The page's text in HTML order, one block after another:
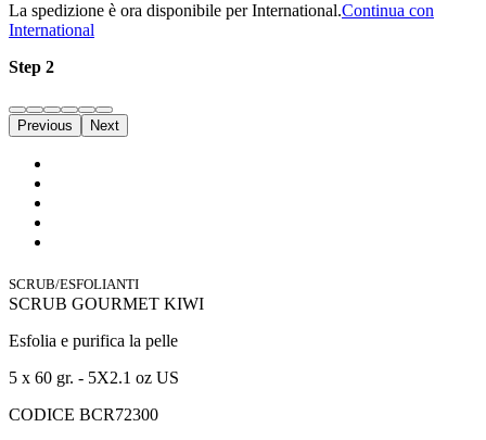
La spedizione è ora disponibile per International.Continua con
International
Step 2
Previous Next
SCRUB/ESFOLIANTI
SCRUB GOURMET KIWI
Esfolia e purifica la pelle
5 x 60 gr. - 5X2.1 oz US
CODICE BCR72300